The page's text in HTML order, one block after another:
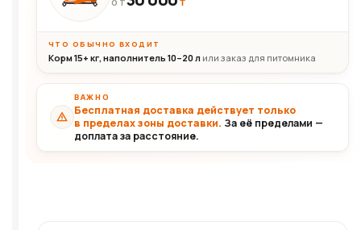
ОТ
ЧТО ОБЫЧНО ВХОДИТ
Корм 15+ кг, наполнитель 10–20 л или заказ для питомника
ВАЖНО
Бесплатная доставка действует только
в пределах зоны доставки. За её пределами —
доплата за расстояние.